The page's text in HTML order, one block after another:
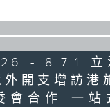
- 8.7.1 立
外開支增訪港
會合作 一站